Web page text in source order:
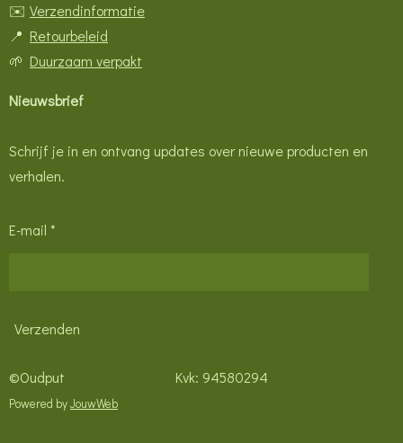
✉️ Verzendinformatie
📍 Retourbeleid
🌱 Duurzaam verpakt
Nieuwsbrief
Schrijf je in en ontvang updates over nieuwe producten en
verhalen.
E-mail *
Verzenden
©Oudput Kvk: 94580294
Powered byJouwWeb